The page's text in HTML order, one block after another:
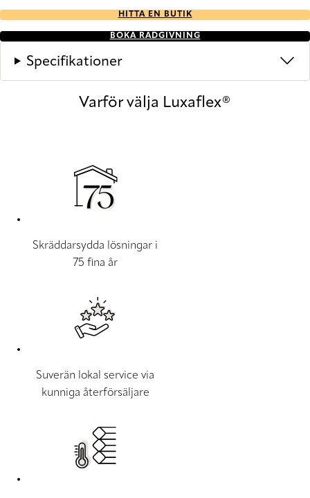
HITTA EN BUTIK
BOKA RÅDGIVNING
Specifikationer
Varför välja Luxaflex®
Skräddarsydda lösningar i
75 fina år
Suverän lokal service via
kunniga återförsäljare